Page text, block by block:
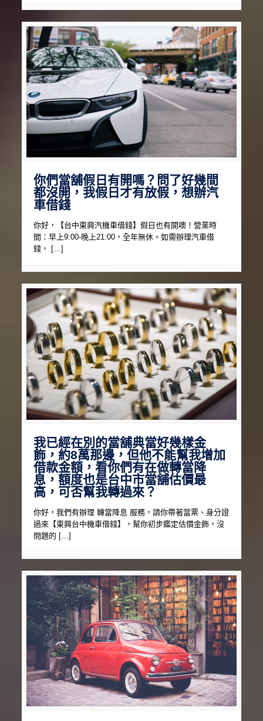
你們當舖假日有開嗎？問了好幾間
都沒開，我假日才有放假，想辦汽
車借錢
你好，【台中東興汽機車借錢】假日也有開噢！營業時
間：早上9:00-晚上21:00，全年無休。如需辦理汽車借
錢， […]
我已經在別的當舖典當好幾樣金
飾，約8萬那邊，但他不能幫我增加
借款金額，看你們有在做轉當降
息，額度也是台中市當舖估價最
高，可否幫我轉過來？
你好，我們有辦理 轉當降息 服務，請你帶著當票、身分證
過來【東興台中機車借錢】，幫你初步鑑定估價金飾，沒
問題的 […]